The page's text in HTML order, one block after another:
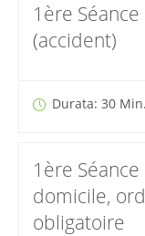
1ère
(accident)
Durata: 30 Min.
1ère
domicile,
obligatoire